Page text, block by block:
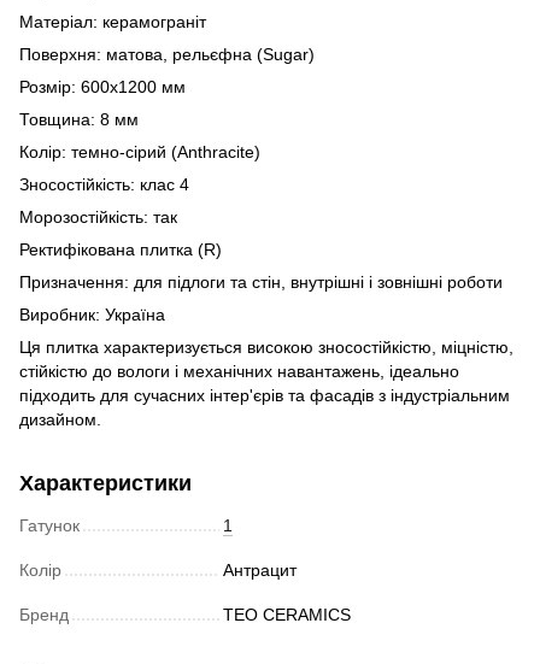
Матеріал: керамограніт
Поверхня: матова, рельєфна (Sugar)
Розмір: 600x1200 мм
Товщина: 8 мм
Колір: темно-сірий (Anthracite)
Зносостійкість: клас 4
Морозостійкість: так
Ректифікована плитка (R)
Призначення: для підлоги та стін, внутрішні і зовнішні роботи
Виробник: Україна
Ця плитка характеризується високою зносостійкістю, міцністю,
стійкістю до вологи і механічних навантажень, ідеально
підходить для сучасних інтер'єрів та фасадів з індустріальним
дизайном.
Характеристики
Гатунок 1
Колір Антрацит
Бренд TEO CERAMICS